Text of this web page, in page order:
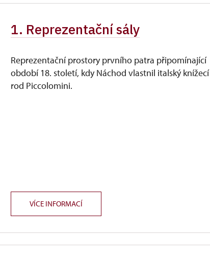
1. Reprezentační sály
Reprezentační prostory prvního patra připomínající
období 18. století, kdy Náchod vlastnil italský knížecí
rod Piccolomini.
VÍCE INFORMACÍ